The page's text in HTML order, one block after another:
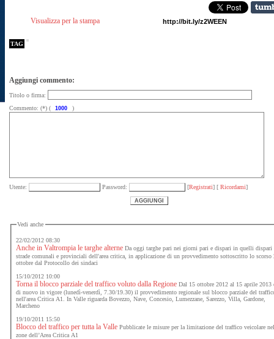
Visualizza per la stampa
TAG
Aggiungi commento:
Titolo o firma:
Commento: (*) (
)
Utente: Password: [Registrati] [ Ricordami]
Vedi anche
22/02/2012 08:30
Anche in Valtrompia le targhe alterne Da oggi targhe pari nei giorni pari e dispari in quelli dispari
strade comunali e provinciali dell'area critica, in applicazione di un provvedimento sottoscritto lo scorso
ottobre dal Protocollo dei sindaci
15/10/2012 10:00
Torna il blocco parziale del traffico voluto dalla Regione Dal 15 ottobre 2012 al 15 aprile 2013
di nuovo in vigore (lunedì-venerdì, 7.30/19.30) il provvedimento regionale sul blocco parziale del
nell'area Critica A1. In Valle riguarda Bovezzo, Nave, Concesio, Lumezzane, Sarezzo, Villa, Gardone,
Marcheno
19/10/2011 15:50
Blocco del traffico per tutta la Valle Pubblicate le misure per la limitazione del traffico veicolare
zone dell’Area Critica A1